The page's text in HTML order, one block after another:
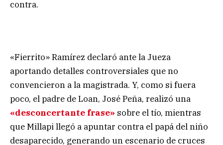
contra.
«Fierrito» Ramírez declaró ante la Jueza
aportando detalles controversiales que no
convencieron a la magistrada. Y, como si fuera
poco, el padre de Loan, José Peña, realizó una
«desconcertante frase» sobre el tío, mientras
que Millapi llegó a apuntar contra el papá del niño
desaparecido, generando un escenario de cruces